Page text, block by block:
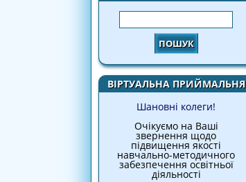
Пошук
ВІРТУАЛЬНА ПРИЙМАЛЬНЯ
Шановні колеги!
Очікуємо на Ваші
звернення щодо
підвищення якості
навчально-методичного
забезпечення освітньої
діяльності